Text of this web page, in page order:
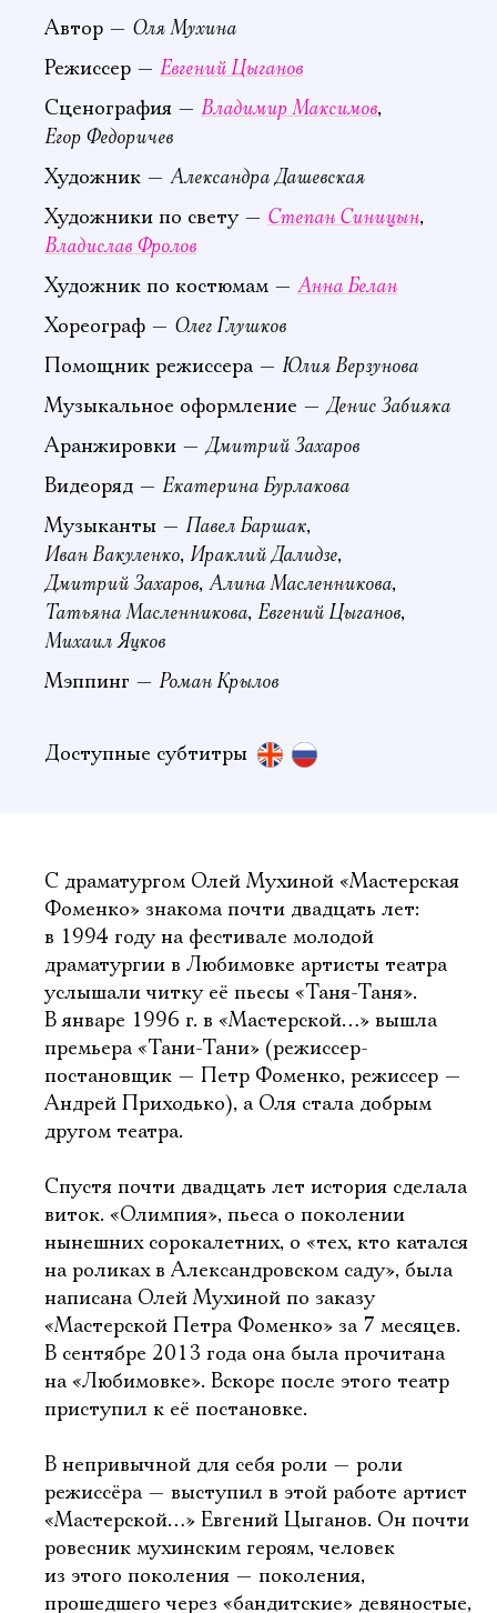
Автор — Оля Мухина
Режиссер — Евгений Цыганов
Сценография — Владимир Максимов,
Егор Федоричев
Художник — Александра Дашевская
Художники по свету — Степан Синицын,
Владислав Фролов
Художник по костюмам — Анна Белан
Хореограф — Олег Глушков
Помощник режиссера — Юлия Верзунова
Музыкальное оформление — Денис Забияка
Аранжировки — Дмитрий Захаров
Видеоряд — Екатерина Бурлакова
Музыканты — Павел Баршак,
Иван Вакуленко, Ираклий Далидзе,
Дмитрий Захаров, Алина Масленникова,
Татьяна Масленникова, Евгений Цыганов,
Михаил Яцков
Мэппинг — Роман Крылов
Доступные субтитры
С драматургом Олей Мухиной «Мастерская
Фоменко» знакома почти двадцать лет:
в 1994 году на фестивале молодой
драматургии в Любимовке артисты театра
услышали читку её пьесы «Таня-Таня».
В январе 1996 г. в «Мастерской…» вышла
премьера «Тани-Тани» (режиссер-
постановщик — Петр Фоменко, режиссер —
Андрей Приходько), а Оля стала добрым
другом театра.
Спустя почти двадцать лет история сделала
виток. «Олимпия», пьеса о поколении
нынешних сорокалетних, о «тех, кто катался
на роликах в Александровском саду», была
написана Олей Мухиной по заказу
«Мастерской Петра Фоменко» за 7 месяцев.
В сентябре 2013 года она была прочитана
на «Любимовке». Вскоре после этого театр
приступил к её постановке.
В непривычной для себя роли — роли
режиссёра — выступил в этой работе артист
«Мастерской…» Евгений Цыганов. Он почти
ровесник мухинским героям, человек
из этого поколения — поколения,
прошедшего через «бандитские» девяностые,